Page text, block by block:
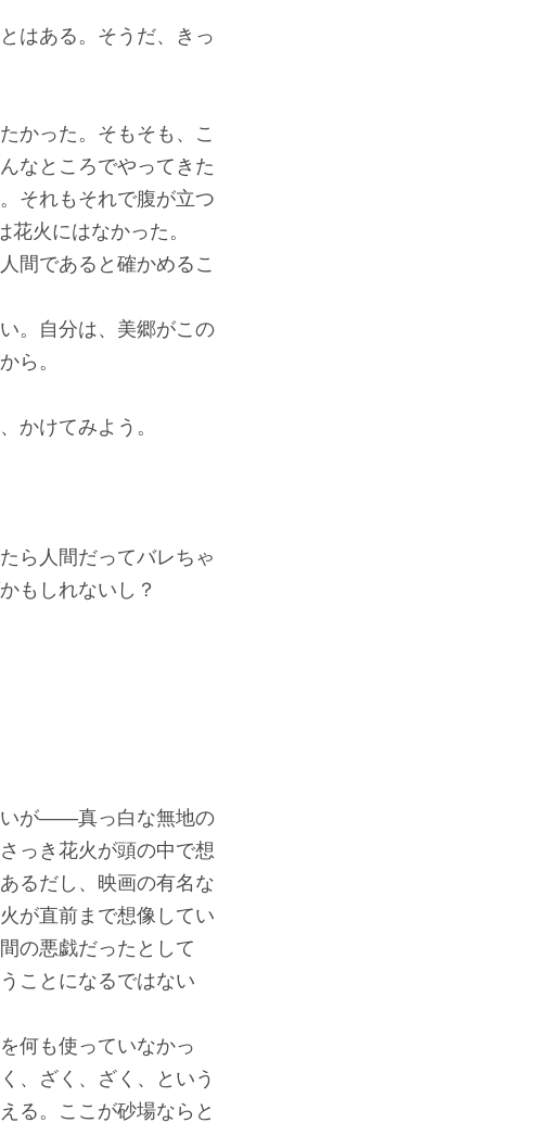
はある。そうだ、きっ
かった。そもそも、こ
なところでやってきた
それもそれで腹が立つ
火にはなかった。
間であると確かめるこ
。自分は、美郷がこの
ら。
かけてみよう。
ら人間だってバレちゃ
もしれないし？
いが――真っ白な無地の
っき花火が頭の中で想
るだし、映画の有名な
が直前まで想像してい
の悪戯だったとして
ことになるではない
何も使っていなかっ
、ざく、ざく、という
る。ここが砂場ならと